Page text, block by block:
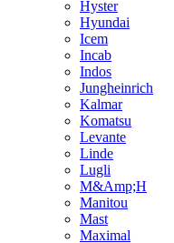
Hyster
Hyundai
Icem
Incab
Indos
Jungheinrich
Kalmar
Komatsu
Levante
Linde
Lugli
M&Amp;H
Manitou
Mast
Maximal